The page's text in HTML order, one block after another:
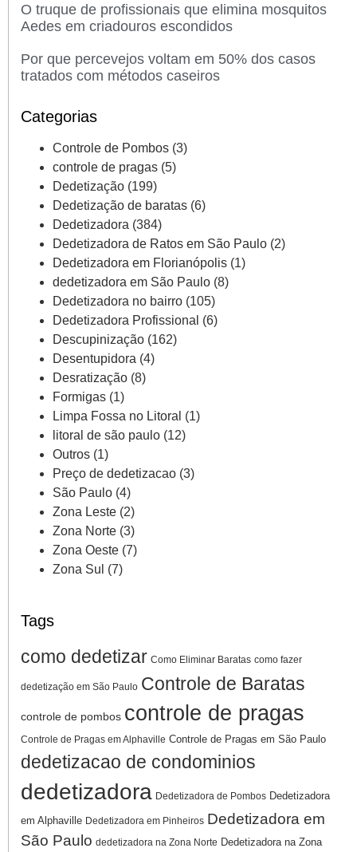
O truque de profissionais que elimina mosquitos
Aedes em criadouros escondidos
Por que percevejos voltam em 50% dos casos
tratados com métodos caseiros
Categorias
Controle de Pombos (3)
controle de pragas (5)
Dedetização (199)
Dedetização de baratas (6)
Dedetizadora (384)
Dedetizadora de Ratos em São Paulo (2)
Dedetizadora em Florianópolis (1)
dedetizadora em São Paulo (8)
Dedetizadora no bairro (105)
Dedetizadora Profissional (6)
Descupinização (162)
Desentupidora (4)
Desratização (8)
Formigas (1)
Limpa Fossa no Litoral (1)
litoral de são paulo (12)
Outros (1)
Preço de dedetizacao (3)
São Paulo (4)
Zona Leste (2)
Zona Norte (3)
Zona Oeste (7)
Zona Sul (7)
Tags
como dedetizar Como Eliminar Baratas como fazer
dedetização em São Paulo Controle de Baratas
controle de pombos controle de pragas
Controle de Pragas em Alphaville Controle de Pragas em São Paulo
dedetizacao de condominios
dedetizadora Dedetizadora de Pombos Dedetizadora
em Alphaville Dedetizadora em Pinheiros Dedetizadora em
São Paulo dedetizadora na Zona Norte Dedetizadora na Zona